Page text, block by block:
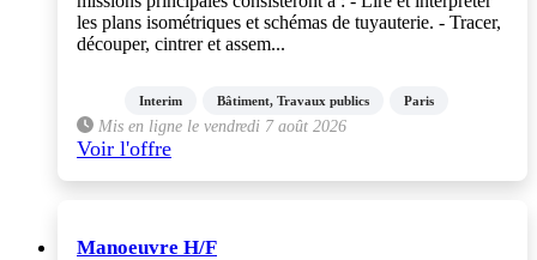
les plans isométriques et schémas de tuyauterie. - Tracer,
découper, cintrer et assem...
Interim Bâtiment, Travaux publics Paris
Mis en ligne le vendredi 7 août 2026
Voir l'offre
Manoeuvre H/F